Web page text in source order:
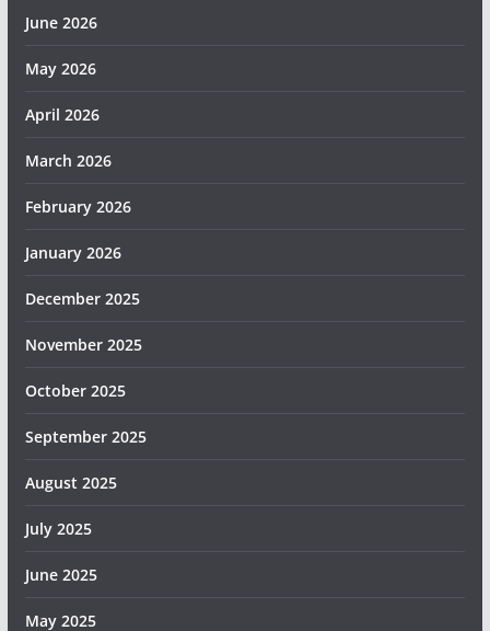
June 2026
May 2026
April 2026
March 2026
February 2026
January 2026
December 2025
November 2025
October 2025
September 2025
August 2025
July 2025
June 2025
May 2025